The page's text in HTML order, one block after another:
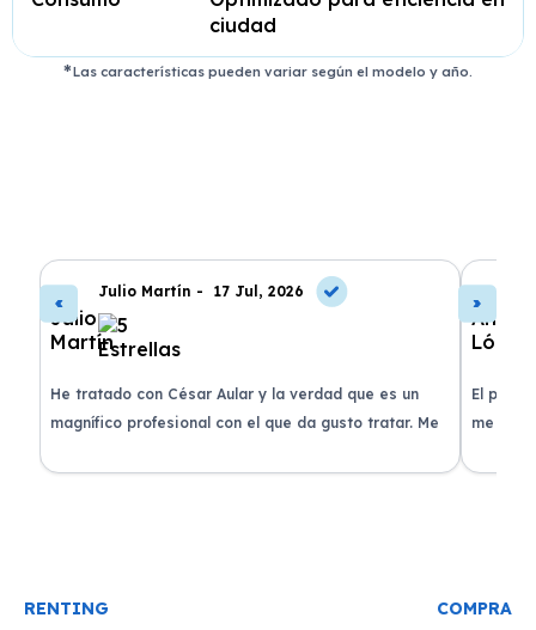
ciudad
Las características pueden variar según el modelo y año.
Julio Martín - 17 Jul, 2026
He tratado con César Aular y la verdad que es un
magnífico profesional con el que da gusto tratar. Me
recomiendo un montón, muchas gracias!
El
me
plazo
RENTING COMPRA